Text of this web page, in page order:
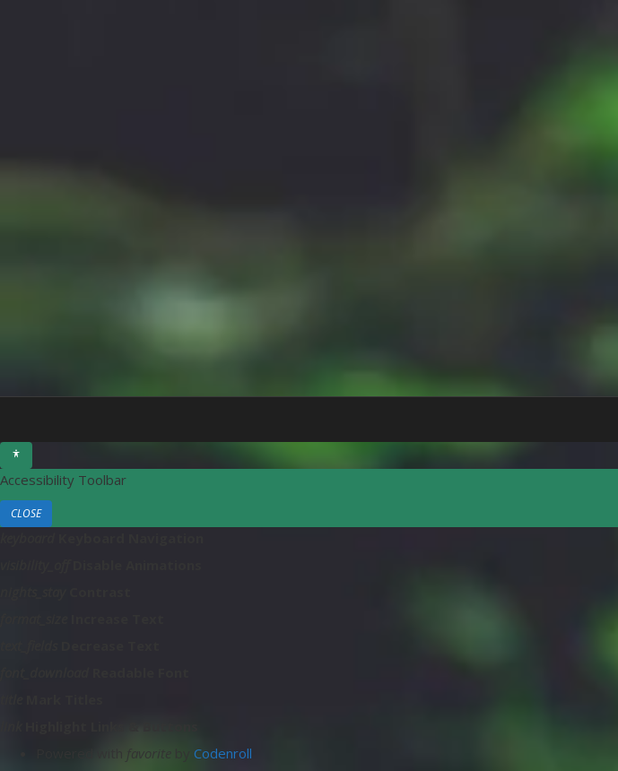
Accessibility Toolbar
CLOSE
T
favoriteL
Codenroll